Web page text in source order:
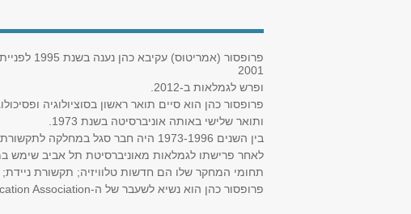
2001
ופרש לגמלאות ב-2012.
פרופסור כהן הוא סיים תואר ראשון בסוציולוגיה ופסיכולוגיה
ותואר שלישי באותה אוניברסיטה בשנת 1973.
בין השנים 1973-1996 היה חבר סגל במחלקה לתקשורת ועיתונאות באוניברסיטה העברית, בה שימש כראש החוג וגם כראש המכון לקומוניקציה ע"ש משפחת סמארט.
לאחר פרישתו לגמלאות מאוניברסיטת תל אביב שימש
תחומי המחקר שלו הם חדשות טלוויזיה; תקשורת ניידת;
פרופסור כהן הוא נשיא לשעבר של ה-Association